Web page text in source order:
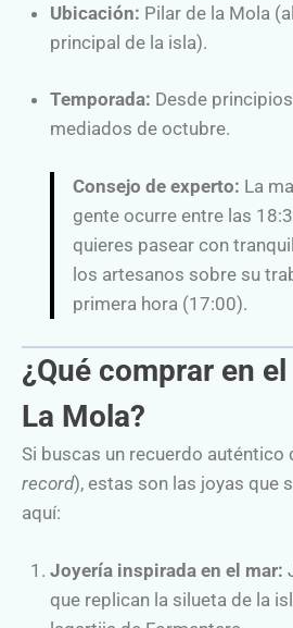
Ubicación: Pilar de la Mola
principal de la isla).
Temporada: Desde
mediados de octubre.
Consejo de experto: La
gente ocurre entre las
quieres pasear con
los artesanos sobre su
primera hora (17:00).
¿Qué comprar en
La Mola?
Si buscas un recuerdo auténtico
record), estas son las joyas que
aquí:
Joyería inspirada en el mar:
que replican la silueta de la